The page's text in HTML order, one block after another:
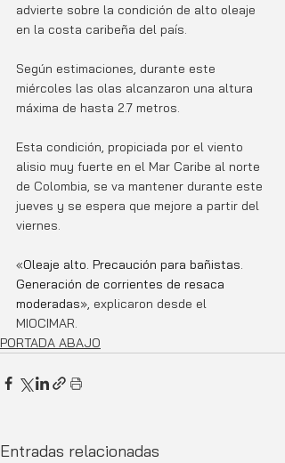
advierte sobre la condición de alto oleaje
en la costa caribeña del país.
Según estimaciones, durante este
miércoles las olas alcanzaron una altura
máxima de hasta 2.7 metros.
Esta condición, propiciada por el viento
alisio muy fuerte en el Mar Caribe al norte
de Colombia, se va mantener durante este
jueves y se espera que mejore a partir del
viernes.
«Oleaje alto. Precaución para bañistas.
Generación de corrientes de resaca
moderadas», explicaron desde el
MIOCIMAR.
PORTADA ABAJO
Entradas relacionadas